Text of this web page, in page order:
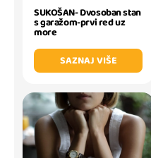
SUKOŠAN- Dvosoban stan
s garažom-prvi red uz
more
SAZNAJ VIŠE